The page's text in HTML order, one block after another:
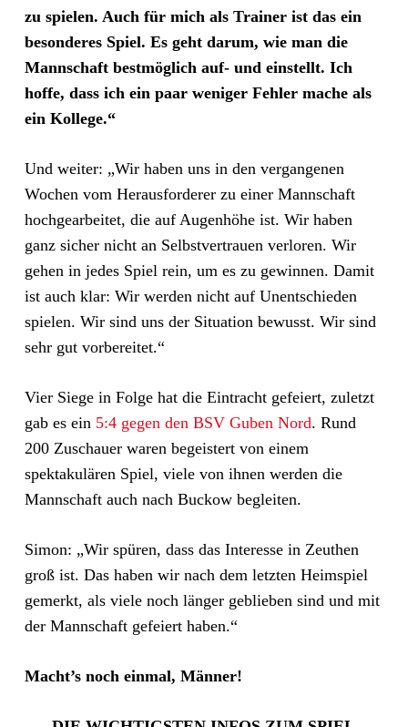
zu spielen. Auch für mich als Trainer ist das ein
besonderes Spiel. Es geht darum, wie man die
Mannschaft bestmöglich auf- und einstellt. Ich
hoffe, dass ich ein paar weniger Fehler mache als
ein Kollege.“
Und weiter: „Wir haben uns in den vergangenen
Wochen vom Herausforderer zu einer Mannschaft
hochgearbeitet, die auf Augenhöhe ist. Wir haben
ganz sicher nicht an Selbstvertrauen verloren. Wir
gehen in jedes Spiel rein, um es zu gewinnen. Damit
ist auch klar: Wir werden nicht auf Unentschieden
spielen. Wir sind uns der Situation bewusst. Wir sind
sehr gut vorbereitet.“
Vier Siege in Folge hat die Eintracht gefeiert, zuletzt
gab es ein 5:4 gegen den BSV Guben Nord. Rund
200 Zuschauer waren begeistert von einem
spektakulären Spiel, viele von ihnen werden die
Mannschaft auch nach Buckow begleiten.
Simon: „Wir spüren, dass das Interesse in Zeuthen
groß ist. Das haben wir nach dem letzten Heimspiel
gemerkt, als viele noch länger geblieben sind und mit
der Mannschaft gefeiert haben.“
Macht’s noch einmal, Männer!